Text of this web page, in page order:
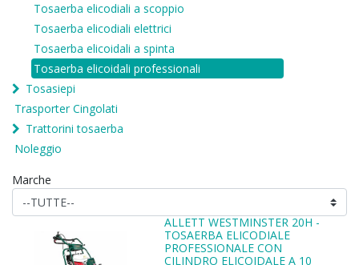
Tosaerba elicodiali a scoppio
Tosaerba elicodiali elettrici
Tosaerba elicoidali a spinta
Tosaerba elicoidali professionali
Tosasiepi
Trasporter Cingolati
Trattorini tosaerba
Noleggio
Marche
ALLETT WESTMINSTER 20H -
TOSAERBA ELICODIALE
PROFESSIONALE CON
CILINDRO ELICOIDALE A 10